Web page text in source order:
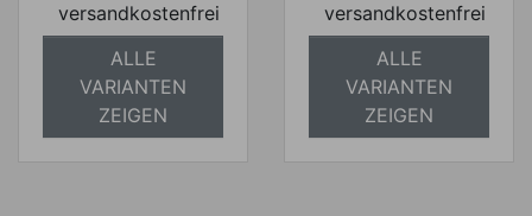
versandkostenfrei
ALLE
VARIANTEN
ZEIGEN
versandkostenfrei
ALLE
VARIANTEN
ZEIGEN